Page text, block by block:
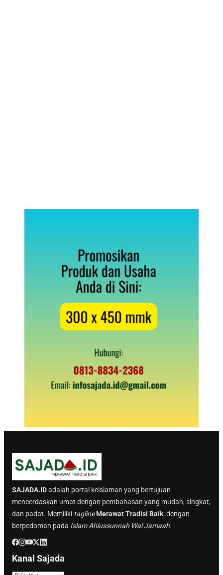
SAJADA.IDadalah portal keislaman yang bertujuan
mencerdaskan umat dengan pembahasan yang mudah, singkat,
dan padat. Memiliki tagline Merawat Tradisi Baik , dengan
berpedoman pada Islam Ahlussunnah Wal Jamaah.
Kanal Sajada